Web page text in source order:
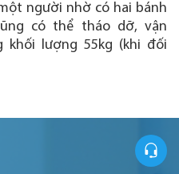
người nhờ có hai bánh
có thể tháo dỡ, vận
khối lượng 55kg (khi đối